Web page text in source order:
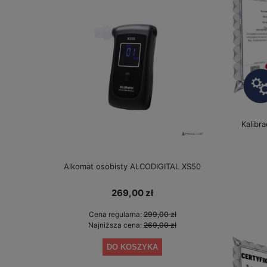
Alkomat osobisty ALCODIGITAL XS50
269,00 zł
Cena regularna:299,00 zł
Najniższa cena: 269,00 zł
DO KOSZYKA
Alkomat